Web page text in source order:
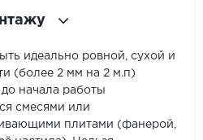
идеально ровной, сухой и
(более 2 мм на 2 м.п)
начала работы
смесями или
плитами (фанерой,